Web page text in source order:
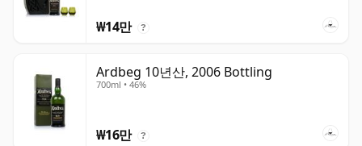
₩14만 ?
Ardbeg 10년산, 2006 Bottling
700ml • 46%
₩16만 ?